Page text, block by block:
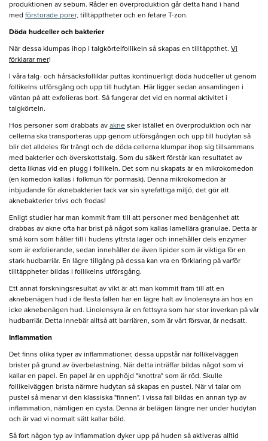
produktionen av sebum. Råder en överproduktion går detta hand i hand
med förstorade porer, tilltäpptheter och en fetare T-zon.
Döda hudceller och bakterier
När dessa klumpas ihop i talgkörtelfollikeln så skapas en tilltäppthet. Vi
förklarar mer!
I våra talg- och hårsäcksfolliklar puttas kontinuerligt döda hudceller ut genom
follikelns utförsgång och upp till hudytan. Här ligger sedan ansamlingen i
väntan på att exfolieras bort. Så fungerar det vid en normal aktivitet i
talgkörteln.
Hos personer som drabbats av akne sker istället en överproduktion och när
cellerna ska transporteras upp genom utförsgången och upp till hudytan så
blir det alldeles för trångt och de döda cellerna klumpar ihop sig tillsammans
med bakterier och överskottstalg. Som du säkert förstår kan resultatet av
detta liknas vid en plugg i follikeln. Det som nu skapats är en mikrokomedon
(en komedon kallas i folkmun för pormask). Denna mikrokomedon är
inbjudande för aknebakterier tack var sin syrefattiga miljö, det gör att
aknebakterier trivs och frodas!
Enligt studier har man kommit fram till att personer med benägenhet att
drabbas av akne ofta har brist på något som kallas lamellära granulae. Detta är
små korn som håller till i hudens yttrsta lager och innehåller dels enzymer
som är exfolierande, sedan innehåller de även lipider som är viktiga för en
stark hudbarriär. En lägre tillgång på dessa kan vra en förklaring på varför
tilltäppheter bildas i follikelns utförsgång.
Ett annat forskningsresultat av vikt är att man kommit fram till att en
aknebenägen hud i de flesta fallen har en lägre halt av linolensyra än hos en
icke aknebenägen hud. Linolensyra är en fettsyra som har stor inverkan på vår
hudbarriär. Detta innebär alltså att barriären, som är vårt försvar, är nedsatt.
Inflammation
Det finns olika typer av inflammationer, dessa uppstår när follikelväggen
brister på grund av överbelastning. När detta inträffar bildas något som vi
kallar en papel. En papel är en upphöjd "knottra" som är röd. Skulle
follikelväggen brista närmre hudytan så skapas en pustel. När vi talar om
pustel så menar vi den klassiska "finnen". I vissa fall bildas en annan typ av
inflammation, nämligen en cysta. Denna är belägen längre ner under hudytan
och är vad vi normalt sätt kallar böld.
Så fort någon typ av inflammation dyker upp på huden så aktiveras alltid